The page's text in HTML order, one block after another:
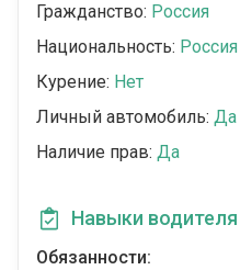
Гражданство: Россия
Национальность: Россия
Курение: Нет
Личный автомобиль: Да
Наличие прав: Да
Навыки водителя
Обязанности: